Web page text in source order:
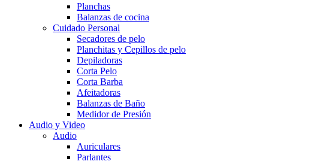
Planchas
Balanzas de cocina
Cuidado Personal
Secadores de pelo
Planchitas y Cepillos de pelo
Depiladoras
Corta Pelo
Corta Barba
Afeitadoras
Balanzas de Baño
Medidor de Presión
Audio y Video
Audio
Auriculares
Parlantes